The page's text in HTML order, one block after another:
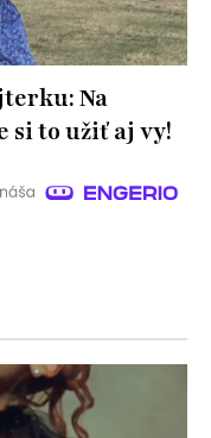
Na
si to užiť aj vy!